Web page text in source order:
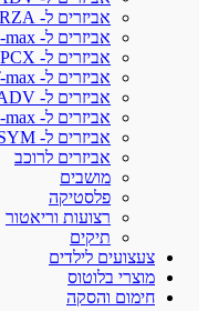
אביזרים ל- FORZA
אביזרים ל- N-max
אביזרים ל- PCX
אביזרים ל- T-max
אביזרים ל- X-ADV
אביזרים ל- X-max
אביזרים ל- SYM
אביזרים לרוכב
מושבים
פלסטיקה
רצועות וריאטור
תיקים
צעצועים לילדים
מוצרי בלוטוס
חימום והסקה